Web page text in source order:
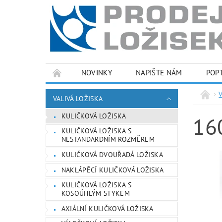
NOVINKY NAPIŠTE NÁM
PODMÍNKY OCHRANY OSOBNÍCH ÚDAJŮ
VALIVÁ LOŽISKA
KULIČKOVÁ LOŽISKA
KULIČKOVÁ LOŽISKA S
NESTANDARDNÍM ROZMĚREM
KULIČKOVÁ DVOUŘADÁ LOŽISKA
NAKLÁPĚCÍ KULIČKOVÁ LOŽISKA
KULIČKOVÁ LOŽISKA S
KOSOÚHLÝM STYKEM
AXIÁLNÍ KULIČKOVÁ LOŽISKA